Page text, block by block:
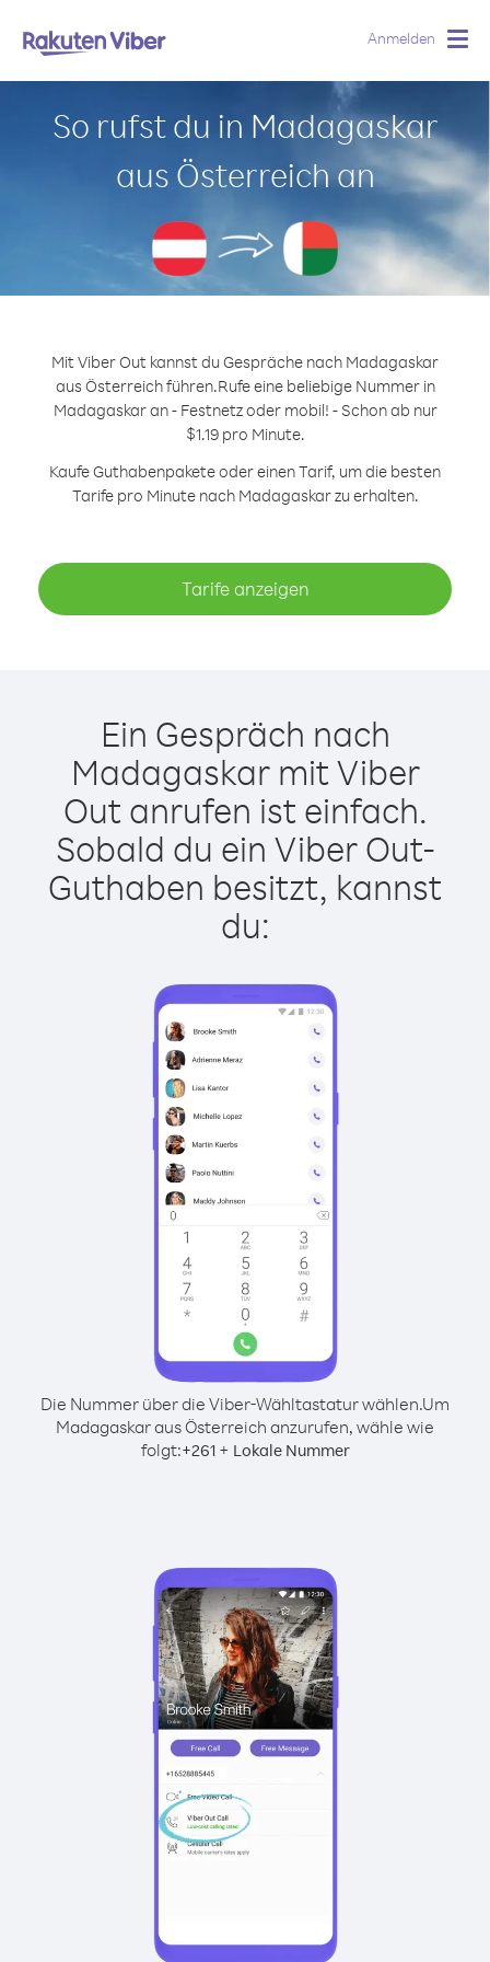
Anmelden
So rufst du in Madagaskar
aus Österreich an
Mit Viber Out kannst du Gespräche nach Madagaskar
aus Österreich führen.Rufe eine beliebige Nummer in
Madagaskar an - Festnetz oder mobil! - Schon ab nur
$1.19 pro Minute.
Kaufe Guthabenpakete oder einen Tarif, um die besten
Tarife pro Minute nach Madagaskar zu erhalten.
Tarife anzeigen
Ein Gespräch nach
Madagaskar mit Viber
Out anrufen ist einfach.
Sobald du ein Viber Out-
Guthaben besitzt, kannst
du:
Die Nummer über die Viber-Wähltastatur wählen.Um
Madagaskar aus Österreich anzurufen, wähle wie
folgt:+261+ Lokale Nummer